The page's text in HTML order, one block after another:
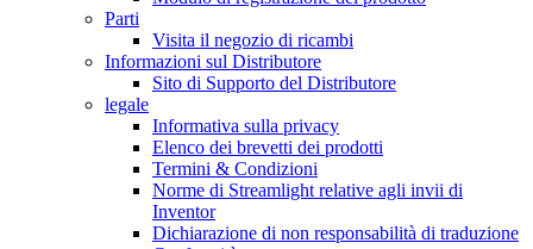
Parti
Visita il negozio di ricambi
Informazioni sul Distributore
Sito di Supporto del Distributore
legale
Informativa sulla privacy
Elenco dei brevetti dei prodotti
Termini & Condizioni
Norme di Streamlight relative agli invii di
Inventor
Dichiarazione di non responsabilità di traduzione